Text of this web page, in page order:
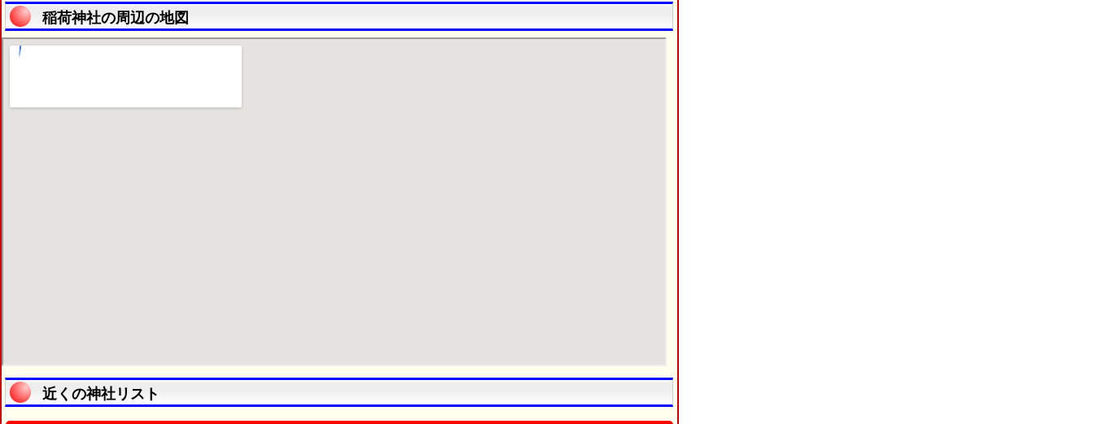
稲荷神社の周辺の地図
近くの神社リスト